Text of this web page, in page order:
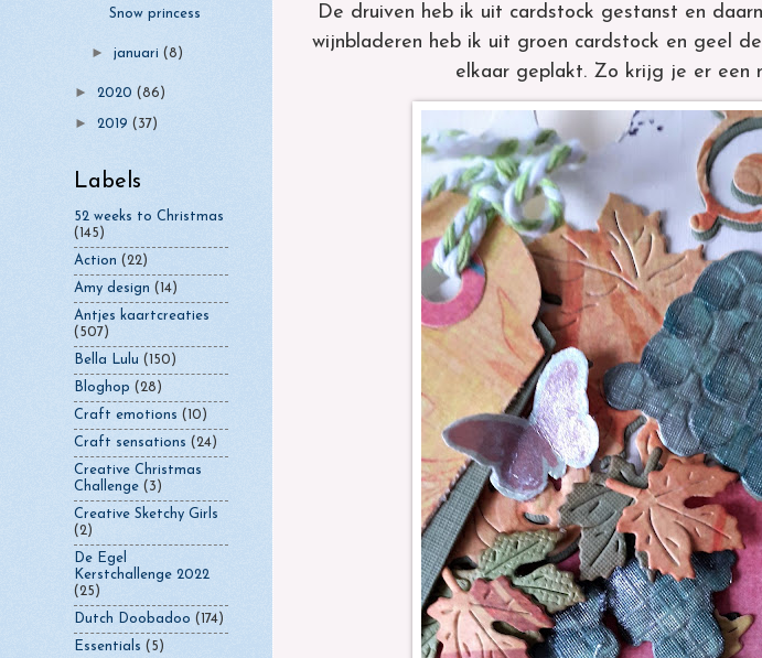
De druiven heb ik uit cardstock gestanst en
wijnbladeren heb ik uit groen cardstock en geel
elkaar geplakt. Zo krijg je er een
Snow princess
►januari(8)
► 2020 (86)
► 2019 (37)
Labels
52 weeks to Christmas
(145)
Action (22)
Amy design (14)
Antjes kaartcreaties
(507)
Bella Lulu (150)
Bloghop (28)
Craft emotions (10)
Craft sensations (24)
Creative Christmas
Challenge (3)
Creative Sketchy Girls
(2)
De Egel
Kerstchallenge 2022
(25)
Dutch Doobadoo (174)
Essentials (5)